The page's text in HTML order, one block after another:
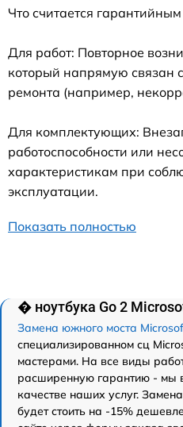
Что считается
Для работ: Повторное
который напрямую связан
ремонта (например,
Для комплектующих:
работоспособности или
характеристикам при
эксплуатации.
Показать полностью
� ноутбука Go 2
Замена южного моста
специализированном сц
мастерами. На все виды
расширенную гарантию - мы
качестве наших услуг.
будет стоить на -15%